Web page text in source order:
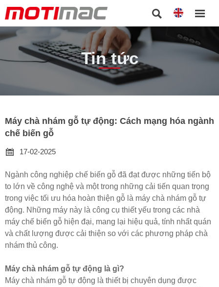
 
Tin tức
Máy chà nhám gỗ tự động: Cách mạng hóa ngành
chế biến gỗ

17-02-2025
Ngành công nghiệp chế biến gỗ đã đạt được những tiến bộ
to lớn về công nghệ và một trong những cải tiến quan trọng
trong việc tối ưu hóa hoàn thiện gỗ là máy chà nhám gỗ tự
động. Những máy này là công cụ thiết yếu trong các nhà
máy chế biến gỗ hiện đại, mang lại hiệu quả, tính nhất quán
và chất lượng được cải thiện so với các phương pháp chà
nhám thủ công.
Máy chà nhám gỗ tự động là gì?
Máy chà nhám gỗ tự động là thiết bị chuyên dụng được